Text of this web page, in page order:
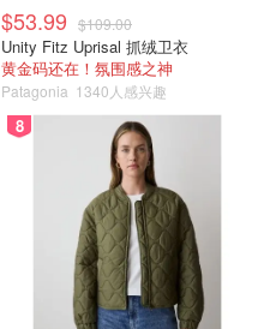
$53.99 $109.00
Unity Fitz Uprisal 抓绒卫衣
黄金码还在！氛围感之神
Patagonia 1340人感兴趣
8